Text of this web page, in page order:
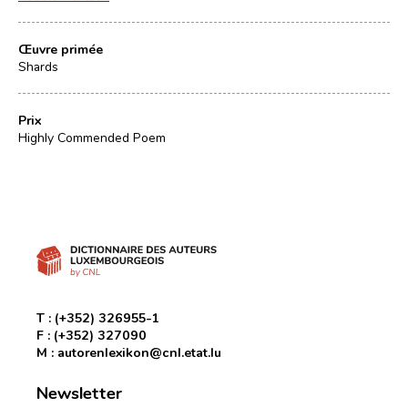
Œuvre primée
Shards
Prix
Highly Commended Poem
T : (+352) 326955-1
F : (+352) 327090
M : autorenlexikon@cnl.etat.lu
Newsletter